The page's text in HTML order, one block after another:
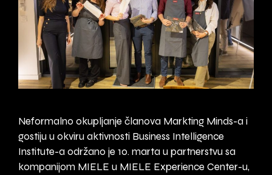
Neformalno okupljanje članova Markting Minds-a i
gostiju u okviru aktivnosti Business Intelligence
Institute-a održano je 10. marta u partnerstvu sa
kompanijom MIELE u MIELE Experience Center-u,